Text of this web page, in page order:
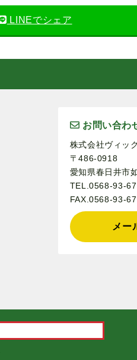
LINEでシェア
お問い合わ
株式会社ヴィッ
〒486-0918
愛知県春日井市
TEL.0568-93-
FAX.0568-93-
メー